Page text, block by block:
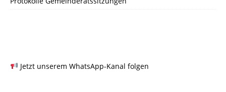
Jetzt unserem WhatsApp-Kanal folgen